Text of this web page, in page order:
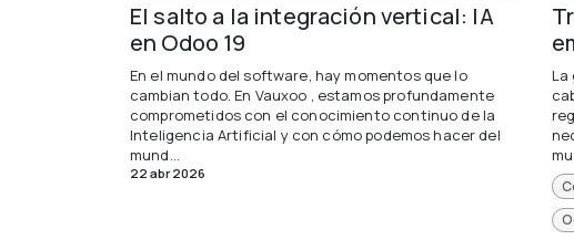
El salto a la integración vertical: IA
en Odoo 19
En el mundo del software, hay momentos que lo
cambian todo. En Vauxoo , estamos profundamente
comprometidos con el conocimiento continuo de la
Inteligencia Artificial y con cómo podemos hacer del
mund...
22 abr 2026